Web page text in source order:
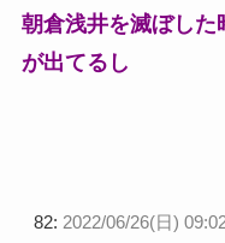
朝倉浅井を滅ぼした
が出てるし
82: 2022/06/26(日)